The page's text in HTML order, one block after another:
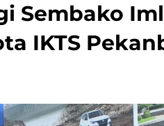
Sembako
IKTS